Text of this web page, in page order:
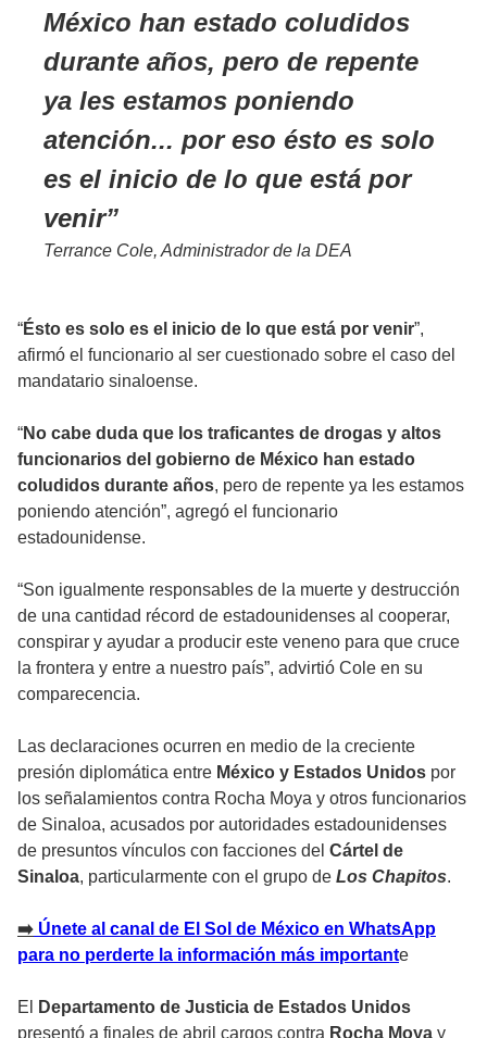
México han estado coludidos
durante años, pero de repente
ya les estamos poniendo
atención... por eso ésto es solo
es el inicio de lo que está por
venir
Terrance Cole, Administrador de la DEA
“Ésto es solo es el inicio de lo que está por venir”,
afirmó el funcionario al ser cuestionado sobre el caso del
mandatario sinaloense.
“No cabe duda que los traficantes de drogas y altos
funcionarios del gobierno de México han estado
coludidos durante años, pero de repente ya les estamos
poniendo atención”, agregó el funcionario
estadounidense.
“Son igualmente responsables de la muerte y destrucción
de una cantidad récord de estadounidenses al cooperar,
conspirar y ayudar a producir este veneno para que cruce
la frontera y entre a nuestro país”, advirtió Cole en su
comparecencia.
Las declaraciones ocurren en medio de la creciente
presión diplomática entre México y Estados Unidos por
los señalamientos contra Rocha Moya y otros funcionarios
de Sinaloa, acusados por autoridades estadounidenses
de presuntos vínculos con facciones del Cártel de
Sinaloa, particularmente con el grupo de Los Chapitos.
➡️ Únete al canal de El Sol de México en WhatsApp
para no perderte la información más importante
El
Departamento de Justicia de Estados Unidos
presentó a finales de abril cargos contra Rocha Moya y